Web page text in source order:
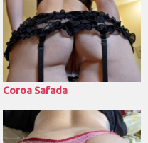
Coroa Safada